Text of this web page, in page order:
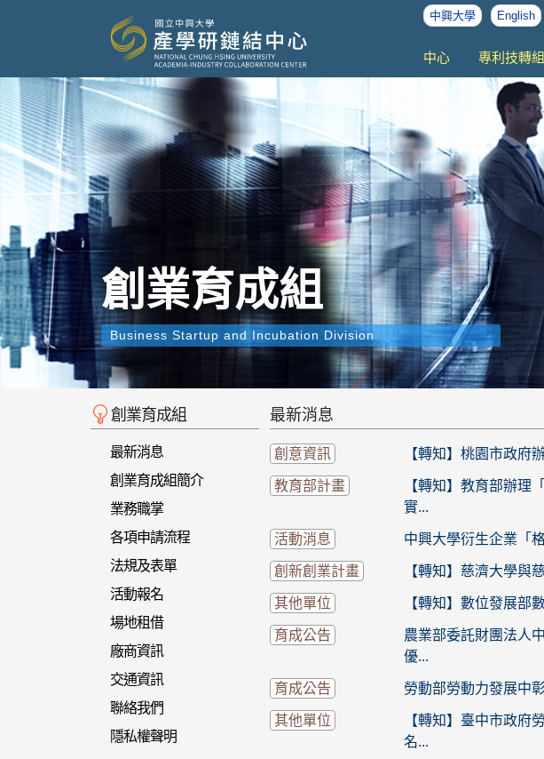
中興大學 English
中心 專利技轉組
創業育成組
Business Startup and Incubation Division
創業育成組
最新消息
創業育成組簡介
業務職掌
各項申請流程
法規及表單
活動報名
場地租借
廠商資訊
交通資訊
聯絡我們
隱私權聲明
最新消息
創意資訊 【轉知】桃園市政府
教育部計畫
【轉知】教育部辦理
實...
活動消息 中興大學衍生企業「
創新創業計畫 【轉知】慈濟大學與
其他單位 【轉知】數位發展部
育成公告
農業部委託財團法人
優...
育成公告 勞動部勞動力發展中
其他單位
【轉知】臺中市政府
名...